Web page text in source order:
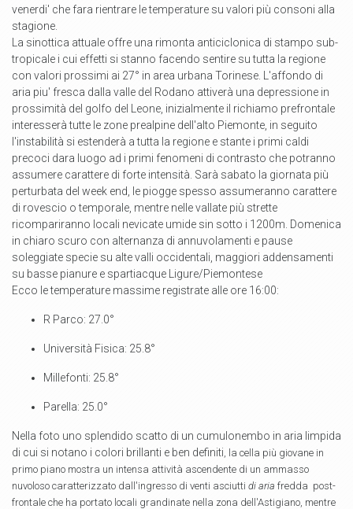
venerdi' che fara rientrare le temperature su valori più consoni alla
stagione.
La sinottica attuale offre una rimonta anticiclonica di stampo sub-
tropicale i cui effetti si stanno facendo sentire su tutta la regione
con valori prossimi ai 27° in area urbana Torinese. L'affondo di
aria piu' fresca dalla valle del Rodano attiverà una depressione in
prossimità del golfo del Leone, inizialmente il richiamo prefrontale
interesserà tutte le zone prealpine dell'alto Piemonte, in seguito
l'instabilità si estenderà a tutta la regione e stante i primi caldi
precoci dara luogo ad i primi fenomeni di contrasto che potranno
assumere carattere di forte intensità. Sarà sabato la giornata più
perturbata del week end, le piogge spesso assumeranno carattere
di rovescio o temporale, mentre nelle vallate più strette
ricompariranno locali nevicate umide sin sotto i 1200m. Domenica
in chiaro scuro con alternanza di annuvolamenti e pause
soleggiate specie su alte valli occidentali, maggiori addensamenti
su basse pianure e spartiacque Ligure/Piemontese
Ecco le temperature massime registrate alle ore 16:00:
R Parco: 27.0°
Università Fisica: 25.8°
Millefonti: 25.8°
Parella: 25.0°
Nella foto uno splendido scatto di un cumulonembo in aria limpida
di cui si notano i colori brillanti e ben definiti , la cella più giovane in
primo piano mostra un intensa attività ascendente di un ammasso
nuvoloso caratterizzato dall'ingresso di venti asciutti di aria fredda post-
frontale che ha portato locali grandinate nella zona dell'Astigiano, mentre